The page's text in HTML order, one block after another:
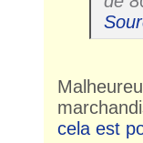
cela est